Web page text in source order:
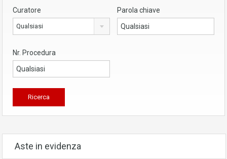
Curatore
Qualsiasi
Parola chiave
Nr. Procedura
Aste in evidenza